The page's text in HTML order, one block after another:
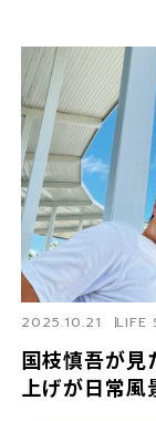
国枝慎吾が
上げが日常風
2025.10.21 LIFE